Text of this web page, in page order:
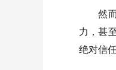
然
力，甚
绝对信